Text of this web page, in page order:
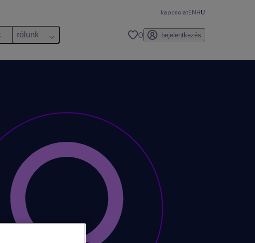
kapcsolatENHU
rólunk 0 bejelentkezés